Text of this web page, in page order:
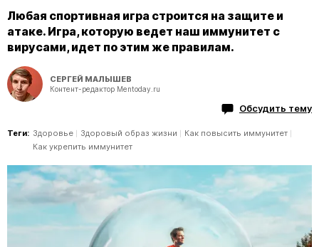
Любая спортивная игра строится на защите и
атаке. Игра, которую ведет наш иммунитет с
вирусами, идет по этим же правилам.
СЕРГЕЙ МАЛЫШЕВ
Контент-редактор Mentoday.ru
Обсудить тему
Теги: Здоровье Здоровый образ жизни
Как повысить иммунитет
Как укрепить иммунитет